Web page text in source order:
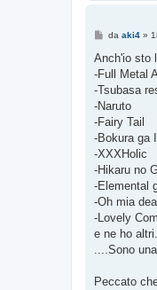
M
s
a
g
i
o
da aki4»
Anch'io sto
-Full Metal
-Tsubasa
-Naruto
-Fairy Tail
-Bokura ga
-XXXHolic
-Hikaru no
-Elemental
-Oh mia
-Lovely
e ne ho
....Sono
Peccato